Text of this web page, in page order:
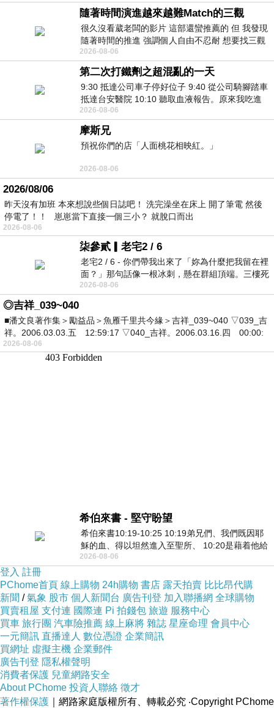
隨著時間演進越來越難Match的三觀
很久沒看葳老闆的影片 這部還蠻推薦的 但 我發現
隨著時間的推進 強調個人自由不忍耐 想要找三觀
接近的不要說對象 連朋友都超
2026-08-06
第二次打鐵劑之超混亂的一天
9:30 抵達公司車子停好位子 9:40 從公司騎腳踏車
抵達台安醫院 10:10 聽取血液報告。原來我吃進
去的 B12 彌可保並非沒有吸收而是超
2026-08-06
摩斯兄
預祝你們的店「人面桃花相映紅。」
2026-08-06
2026/08/06
昨天沒有加班 本來想說些個日誌吧！ 洗完澡坐在床上 開了筆電 然後
停電了！！ 崽崽當下直接一個三小？ 就脫口而出
2026-08-06
柒參貳▎老宅2 / 6
老宅2 / 6 - 你們帶我出來了「妳為什麼把我留在裡
面？」那句話像一根冰刺，懸在群組頂端。三樓死
死盯著照片裡的人。那個人確實站在
2026-08-06
◎吉祥_039~040
■潘文良著作集＞勵益品＞魚雁千里共今緣＞吉祥_039~040 ▽039_吉
祥。2006.03.03.五 12:59:17 ▽040_吉祥。2006.03.16.四 00:00:
2026-08-06
希伯來書 - 堅守盼望
希伯來書10:19-10:25 10:19弟兄們、我們既因耶
穌的血、得以坦然進入至聖所、 10:20是藉着他給
我們開了一條又新又活的路從幔子經過
2026-08-06
登入 註冊
PChome首頁 線上購物 24h購物 書店 露天拍賣 比比昂代購
新聞 / 氣象 股市 個人新聞台 廣告刊登 加入聯播網 全球購物
買賣租屋 支付連 國際連 Pi 拍錢包 旅遊 服務中心
買車 旅行團 汽車險推薦 線上麻將 雜誌 星座命理 會員中心
一元簡訊 直播達人 數位憑證 企業簡訊
買網址 虛擬主機 企業郵件
廣告刊登 隱私權聲明
消費者保護 兒童網路安全
About PChome 投資人聯絡 徵才
著作權保護 ｜網路家庭版權所有、轉載必究 ‧Copyright PChome